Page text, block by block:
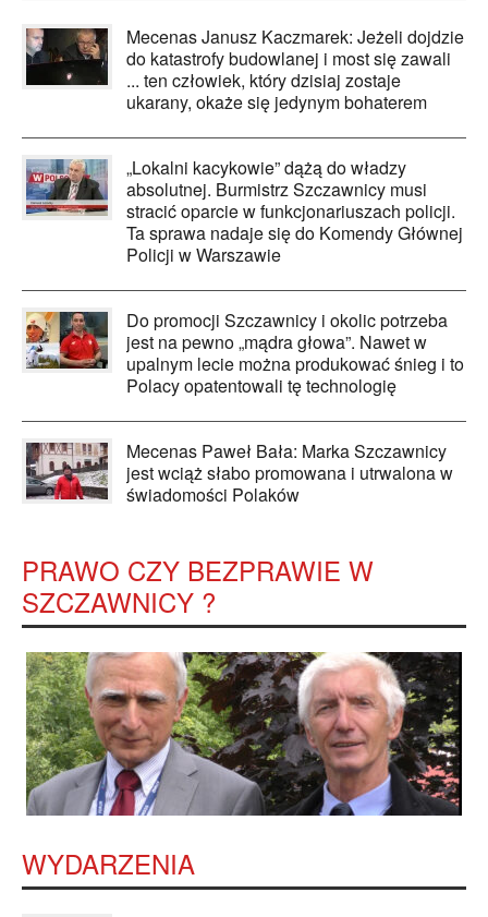
Mecenas Janusz Kaczmarek: Jeżeli dojdzie
do katastrofy budowlanej i most się zawali
... ten człowiek, który dzisiaj zostaje
ukarany, okaże się jedynym bohaterem
„Lokalni kacykowie” dążą do władzy
absolutnej. Burmistrz Szczawnicy musi
stracić oparcie w funkcjonariuszach policji.
Ta sprawa nadaje się do Komendy Głównej
Policji w Warszawie
Do promocji Szczawnicy i okolic potrzeba
jest na pewno „mądra głowa”. Nawet w
upalnym lecie można produkować śnieg i to
Polacy opatentowali tę technologię
Mecenas Paweł Bała: Marka Szczawnicy
jest wciąż słabo promowana i utrwalona w
świadomości Polaków
PRAWO CZY BEZPRAWIE W
SZCZAWNICY ?
WYDARZENIA